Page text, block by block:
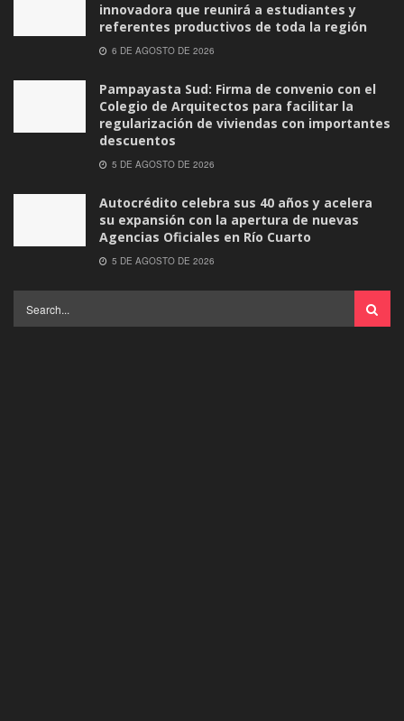
innovadora que reunirá a estudiantes y
referentes productivos de toda la región
6 DE AGOSTO DE 2026
Pampayasta Sud: Firma de convenio con el
Colegio de Arquitectos para facilitar la
regularización de viviendas con importantes
descuentos
5 DE AGOSTO DE 2026
Autocrédito celebra sus 40 años y acelera
su expansión con la apertura de nuevas
Agencias Oficiales en Río Cuarto
5 DE AGOSTO DE 2026